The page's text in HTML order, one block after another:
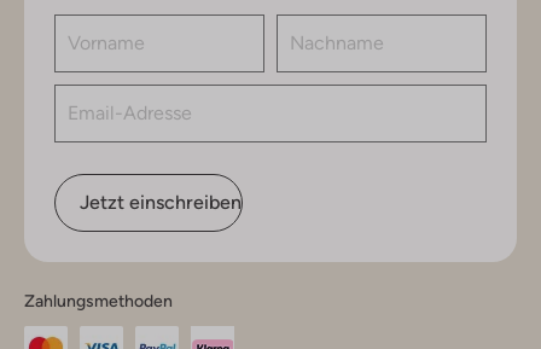
Jetzt einschreiben
Zahlungsmethoden